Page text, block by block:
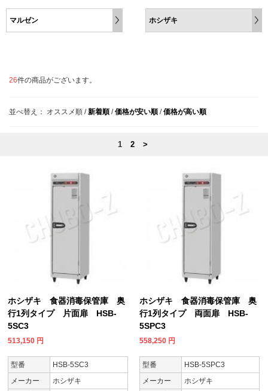
マルゼン ホシザキ
26件の商品がございます。
並べ替え： オススメ順 /新着順 /価格が安い順 /価格が高い順
1 2 >
ホシザキ 食器消毒保管庫 奥
行1列タイプ 片面扉 HSB-
5SC3
513,150 円
型番
HSB-5SC3
メーカー
ホシザキ
ホシザキ 食器消毒保管庫 奥
行1列タイプ 両面扉 HSB-
5SPC3
558,250 円
型番
HSB-5SPC3
メーカー
ホシザキ